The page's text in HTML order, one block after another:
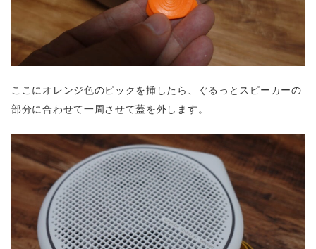
ここにオレンジ色のピックを挿したら、ぐるっとスピーカーの
部分に合わせて一周させて蓋を外します。